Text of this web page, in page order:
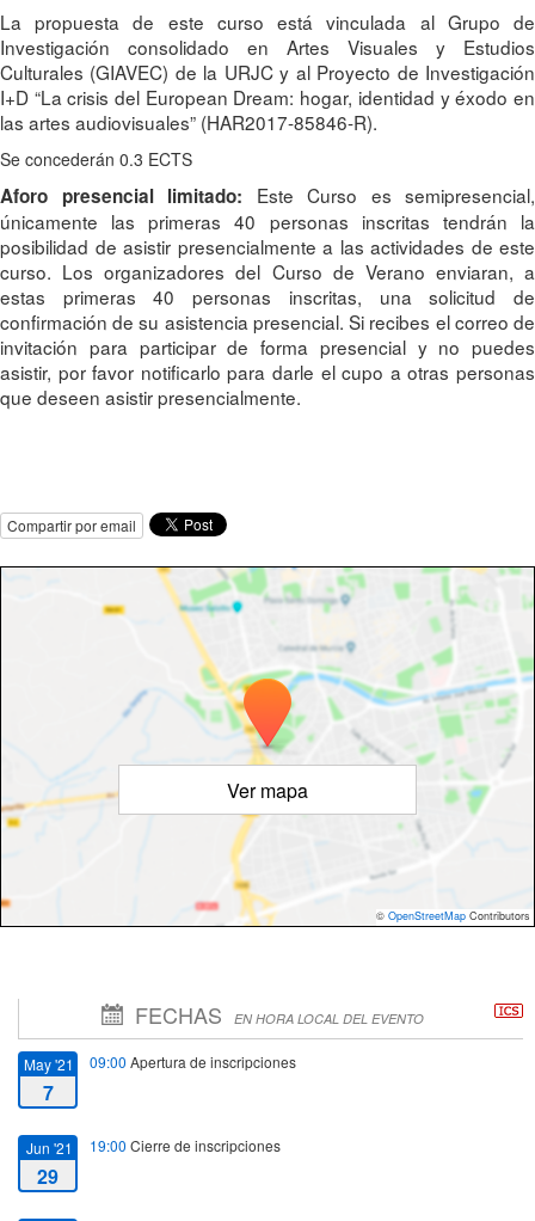
La propuesta de este curso está vinculada al Grupo de
Investigación consolidado en Artes Visuales y Estudios
Culturales (GIAVEC) de la URJC y al Proyecto de Investigación
I+D “La crisis del European Dream: hogar, identidad y éxodo en
las artes audiovisuales” (HAR2017-85846-R).
Se concederán 0.3 ECTS
Aforo presencial limitado: Este Curso es semipresencial,
únicamente las primeras 40 personas inscritas tendrán la
posibilidad de asistir presencialmente a las actividades de este
curso. Los organizadores del Curso de Verano enviaran, a
estas primeras 40 personas inscritas, una solicitud de
confirmación de su asistencia presencial. Si recibes el correo de
invitación para participar de forma presencial y no puedes
asistir, por favor notificarlo para darle el cupo a otras personas
que deseen asistir presencialmente.
Compartir por email
Ver mapa
© OpenStreetMap Contributors
FECHAS EN HORA LOCAL DEL EVENTO
May '21
7
09:00 Apertura de inscripciones
Jun '21
29
19:00 Cierre de inscripciones